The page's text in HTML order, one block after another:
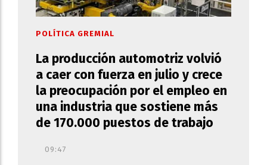
La producción automotriz volvió
a caer con fuerza en julio y crece
la preocupación por el empleo en
una industria que sostiene más
de 170.000 puestos de trabajo
POLÍTICA GREMIAL
09:47